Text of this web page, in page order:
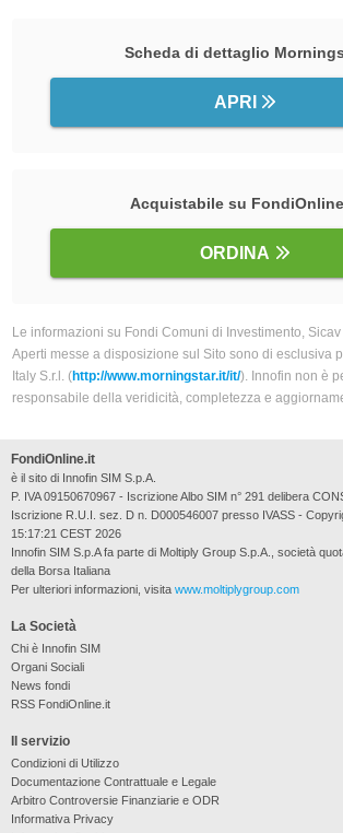
Scheda di dettaglio
APRI
Acquistabile su
ORDINA
Le informazioni su Fondi Comuni di Investimento,
Aperti messe a disposizione sul Sito sono di esclusiva
Italy S.r.l. (http://www.morningstar.it/it/). Innofin non è
responsabile della veridicità, completezza e
La Società
Chi è Innofin SIM
Organi Sociali
News fondi
RSS FondiOnline.it
Il servizio
Condizioni di Utilizzo
Documentazione Contrattuale e Legale
Arbitro Controversie Finanziarie e ODR
Informativa Privacy
FondiOnline.it
è il sito di Innofin SIM S.p.A.
P. IVA 09150670967 - Iscrizione Albo SIM n° 291 delibera
Iscrizione R.U.I. sez. D n. D000546007 presso IVASS -
15:17:21 CEST 2026
Innofin SIM S.p.A fa parte di Moltiply Group S.p.A., società
della Borsa Italiana
Per ulteriori informazioni, visita www.moltiplygroup.com